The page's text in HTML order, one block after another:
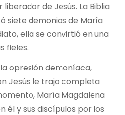
de Jesús. La Biblia
siete demonios de María
ella se convirtió en una
fieles.
opresión demoníaca,
Jesús le trajo completa
María Magdalena
él y sus discípulos por los